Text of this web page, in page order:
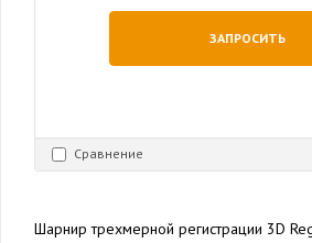
ЗАПРОСИТЬ
Сравнение
Шарнир трехмерной регистрации 3D